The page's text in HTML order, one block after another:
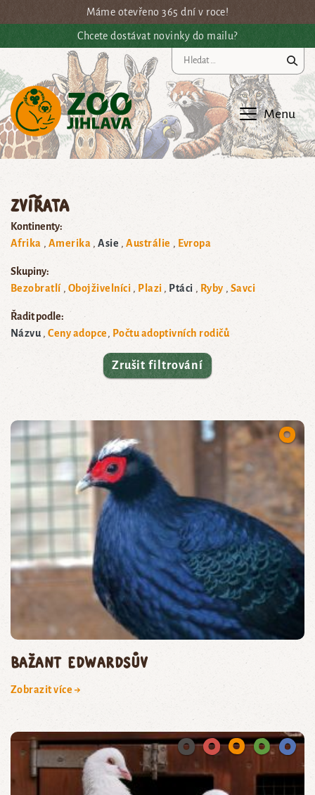
Přejít na hlavní obsahMáme otevřeno 365 dní v roce!
Chcete dostávat novinky do mailu?
Menu
Zvířata
Kontinenty:
Afrika
Amerika Asie Austrálie Evropa
Skupiny:
Bezobratlí
Obojživelníci Plazi Ptáci Ryby Savci
Řadit podle:
Názvu
Ceny adopce Počtu adoptivních rodičů
Zrušit filtrování
BAŽANT EDWARDSŮV
Zobrazit více →